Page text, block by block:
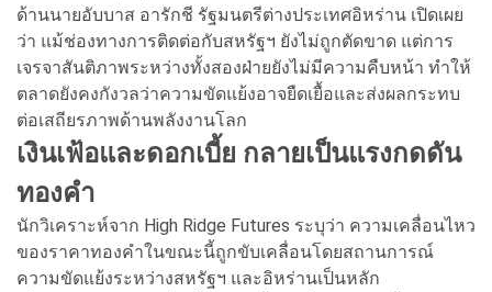
ด้านนายอับบาส อารักชี รัฐมนตรีต่างประเทศอิหร่าน เปิดเผย
ว่า แม้ช่องทางการติดต่อกับสหรัฐฯ ยังไม่ถูกตัดขาด แต่การ
เจรจาสันติภาพระหว่างทั้งสองฝ่ายยังไม่มีความคืบหน้า ทำให้
ตลาดยังคงกังวลว่าความขัดแย้งอาจยืดเยื้อและส่งผลกระทบ
ต่อเสถียรภาพด้านพลังงานโลก
เงินเฟ้อและดอกเบี้ย กลายเป็นแรงกดดัน
ทองคำ
นักวิเคราะห์จาก High Ridge Futures ระบุว่า ความเคลื่อนไหว
ของราคาทองคำในขณะนี้ถูกขับเคลื่อนโดยสถานการณ์
ความขัดแย้งระหว่างสหรัฐฯ และอิหร่านเป็นหลัก